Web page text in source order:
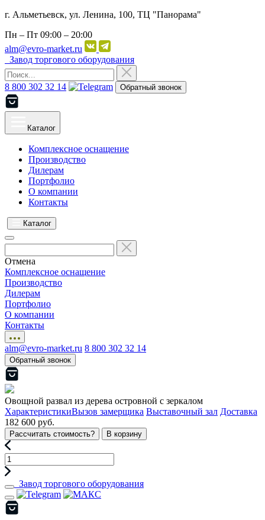
г. Альметьевск, ул. Ленина, 100, ТЦ "Панорама"
Пн – Пт 09:00 – 20:00
alm@evro-market.ru
Завод торгового оборудования
8 800 302 32 14 Обратный звонок
Каталог
Комплексное оснащение
Производство
Дилерам
Портфолио
О компании
Контакты
Каталог
Отмена
Комплексное оснащение
Производство
Дилерам
Портфолио
О компании
Контакты
alm@evro-market.ru 8 800 302 32 14
Обратный звонок
Овощной развал из дерева островной с зеркалом
ХарактеристикиВызов замерщика Выставочный зал Доставка
182 600 руб.
Рассчитать стоимость? В корзину
Завод торгового оборудования